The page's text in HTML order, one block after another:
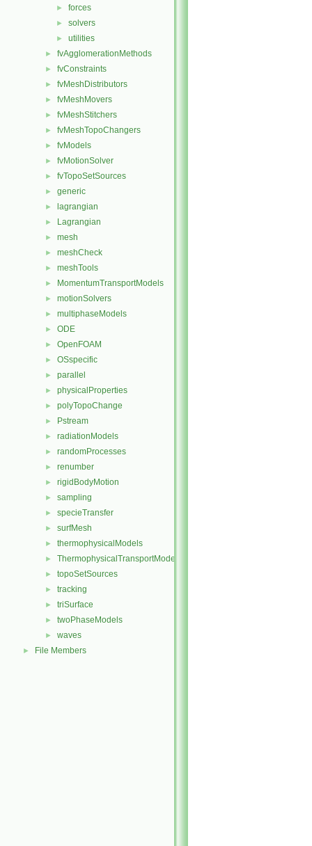
► forces
► solvers
► utilities
► fvAgglomerationMethods
► fvConstraints
► fvMeshDistributors
► fvMeshMovers
► fvMeshStitchers
► fvMeshTopoChangers
► fvModels
► fvMotionSolver
► fvTopoSetSources
► generic
► lagrangian
► Lagrangian
► mesh
► meshCheck
► meshTools
► MomentumTransportModels
► motionSolvers
► multiphaseModels
► ODE
► OpenFOAM
► OSspecific
► parallel
► physicalProperties
► polyTopoChange
► Pstream
► radiationModels
► randomProcesses
► renumber
► rigidBodyMotion
► sampling
► specieTransfer
► surfMesh
► thermophysicalModels
► ThermophysicalTransportModels
► topoSetSources
► tracking
► triSurface
► twoPhaseModels
► waves
► File Members